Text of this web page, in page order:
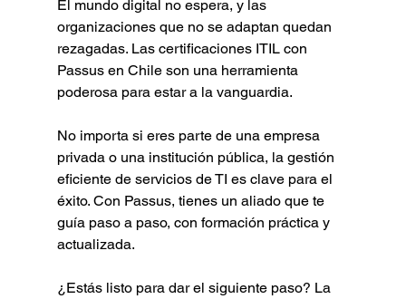
El mundo digital no espera, y las
organizaciones que no se adaptan quedan
rezagadas. Las certificaciones ITIL con
Passus en Chile son una herramienta
poderosa para estar a la vanguardia.
No importa si eres parte de una empresa
privada o una institución pública, la gestión
eficiente de servicios de TI es clave para el
éxito. Con Passus, tienes un aliado que te
guía paso a paso, con formación práctica y
actualizada.
¿Estás listo para dar el siguiente paso? La